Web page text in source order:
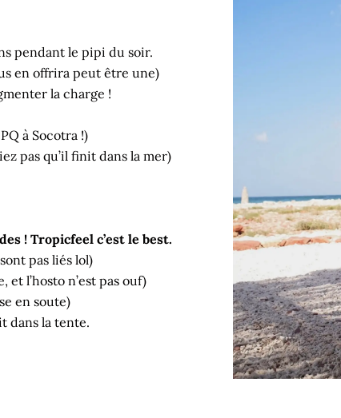
pendant le pipi du soir.
en offrira peut être une)
la charge !
à Socotra !)
pas qu’il finit dans la mer)
! Tropicfeel c’est le best.
pas liés lol)
l’hosto n’est pas ouf)
en soute)
dans la tente.